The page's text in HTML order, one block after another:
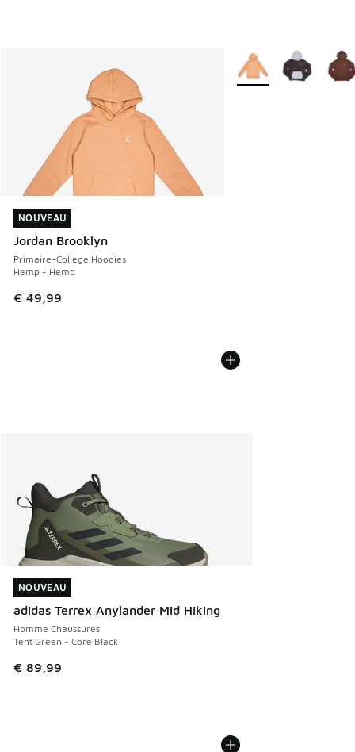
NOUVEAU
Jordan Brooklyn
Primaire-College Hoodies
Hemp - Hemp
€ 49,99
NOUVEAU
Plus de couleurs
NOUVEAU
adidas Terrex Anylander Mid Hiking
Homme Chaussures
Tent Green - Core Black
€ 89,99
NOUVEAU